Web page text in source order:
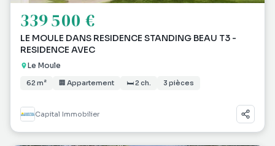
339 500 €
LE MOULE DANS RESIDENCE STANDING BEAU T3 -
RESIDENCE AVEC
Le Moule
62 m² 🏢 Appartement 🛏 2 ch. 3 pièces
Capital Immobilier